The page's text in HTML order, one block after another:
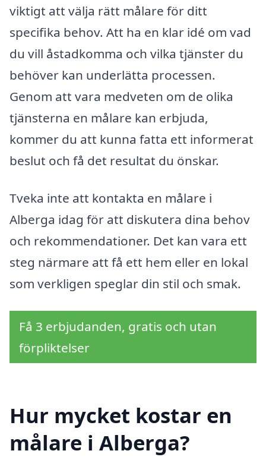
viktigt att välja rätt målare för ditt
specifika behov. Att ha en klar idé om vad
du vill åstadkomma och vilka tjänster du
behöver kan underlätta processen.
Genom att vara medveten om de olika
tjänsterna en målare kan erbjuda,
kommer du att kunna fatta ett informerat
beslut och få det resultat du önskar.
Tveka inte att kontakta en målare i
Alberga idag för att diskutera dina behov
och rekommendationer. Det kan vara ett
steg närmare att få ett hem eller en lokal
som verkligen speglar din stil och smak.
Få 3 erbjudanden, gratis och utan
förpliktelser
Hur mycket kostar en
målare i Alberga?